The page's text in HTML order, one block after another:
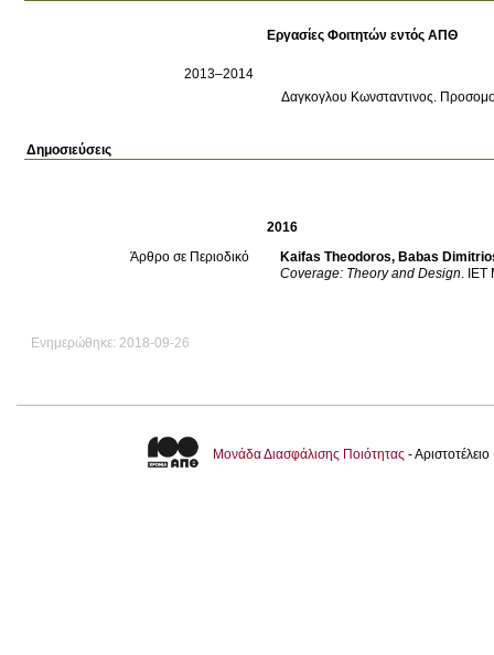
Εργασίες Φοιτητών εντός ΑΠΘ
2013–2014
Δαγκογλου Κωνσταντινος.
Δημοσιεύσεις
2016
Άρθρο σε Περιοδικό
Kaifas Theodoros, Babas
Coverage: Theory and Design IET
Ενημερώθηκε: 2018-09-26
Μονάδα Διασφάλισης Ποιότητας -